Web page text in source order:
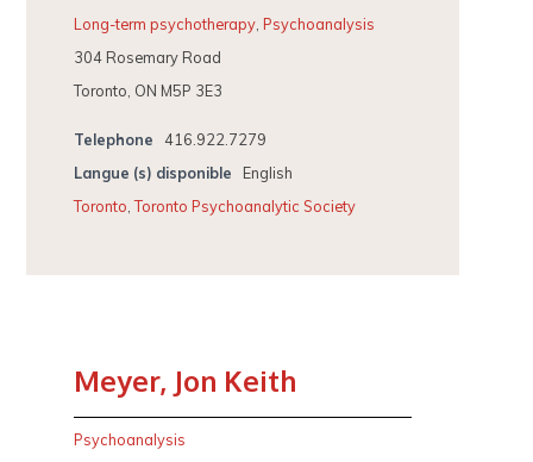
Long-term psychotherapy, Psychoanalysis
304 Rosemary Road
Toronto, ON M5P 3E3
Telephone
416.922.7279
Langue (s) disponible
English
Toronto,Toronto Psychoanalytic Society
Meyer, Jon Keith
Psychoanalysis